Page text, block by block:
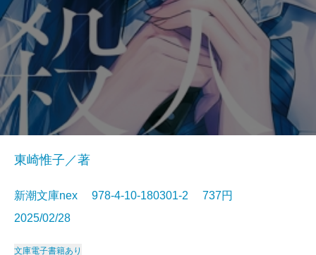
東崎惟子／著
新潮文庫nex 978-4-10-180301-2 737円
2025/02/28
文庫電子書籍あり